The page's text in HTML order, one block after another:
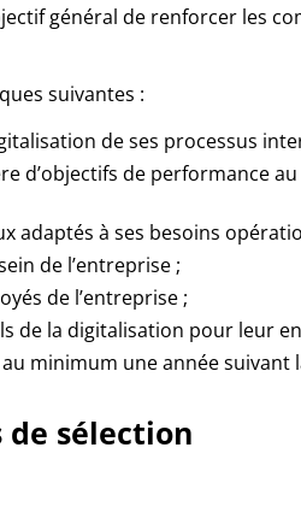
général de renforcer les
suivantes :
de ses processus
d’objectifs de performance
adaptés à ses besoins
de l’entreprise ;
de l’entreprise ;
de la digitalisation pour leur
minimum une année suivant
sélection